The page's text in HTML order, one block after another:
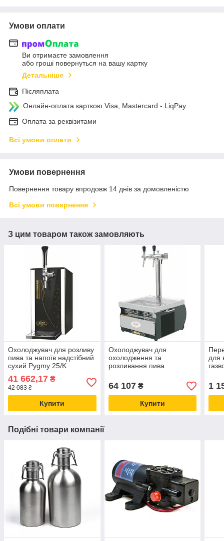
Умови оплати
Ви отримаєте замовлення
або гроші повернуться на вашу картку
Детальніше
Післяплата
Онлайн-оплата карткою Visa, Mastercard - LiqPay
Оплата за реквізитами
Всі умови оплати
Умови повернення
Повернення товару впродовж 14 днів за домовленістю
Всі умови повернення
З цим товаром також замовляють
Охолоджувач для розливу
пива та напоїв надстібний
сухий Pygmy 25/K
Exclusive 25 л/год насос +
1 кран Lindr Чехія
41 662,17 ₴
42 083 ₴
Купити
Охолоджувач для
охолодження та
розливання пива
55 (55 л/год) колона + 2
крани Lindr Чехія
64 107₴
Купити
для
1
Подібні товари компанії